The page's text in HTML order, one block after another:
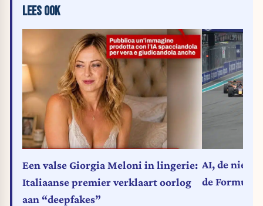
LEES OOK
Een valse Giorgia Meloni in lingerie:
Italiaanse premier verklaart oorlog
aan “deepfakes”
AI, de
de Formule